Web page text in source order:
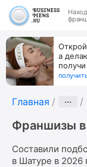
а
Главная ···
Франшизы
Составили
в Шатуре в 2026